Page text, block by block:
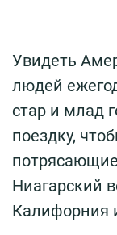
Увидеть
людей
стар и млад
поездку,
Ниагарский
Калифорния